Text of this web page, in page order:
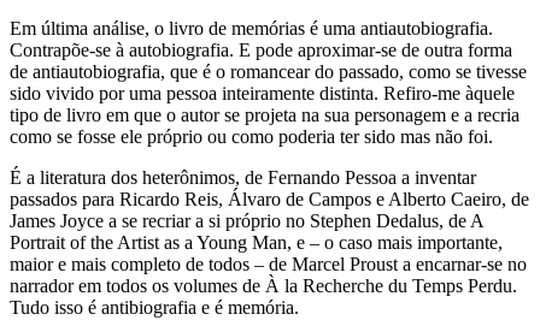
Em última análise, o livro de memórias é uma antiautobiografia.
Contrapõe-se à autobiografia. E pode aproximar-se de outra forma
de antiautobiografia, que é o romancear do passado, como se tivesse
sido vivido por uma pessoa inteiramente distinta. Refiro-me àquele
tipo de livro em que o autor se projeta na sua personagem e a recria
como se fosse ele próprio ou como poderia ter sido mas não foi.
É a literatura dos heterônimos, de Fernando Pessoa a inventar
passados para Ricardo Reis, Álvaro de Campos e Alberto Caeiro, de
James Joyce a se recriar a si próprio no Stephen Dedalus, de A
Portrait of the Artist as a Young Man, e – o caso mais importante,
maior e mais completo de todos – de Marcel Proust a encarnar-se no
narrador em todos os volumes de À la Recherche du Temps Perdu.
Tudo isso é antibiografia e é memória.